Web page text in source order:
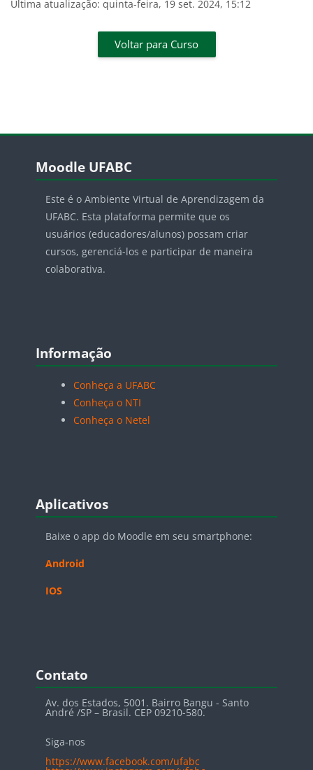
Última atualização: quinta-feira, 19 set. 2024, 15:12
Voltar para Curso
Moodle UFABC
Este é o Ambiente Virtual de Aprendizagem da
UFABC. Esta plataforma permite que os
usuários (educadores/alunos) possam criar
cursos, gerenciá-los e participar de maneira
colaborativa.
Informação
Conheça a UFABC
Conheça o NTI
Conheça o Netel
Aplicativos
Baixe o app do Moodle em seu smartphone:
Android
IOS
Contato
Av. dos Estados, 5001. Bairro Bangu - Santo
André /SP – Brasil. CEP 09210-580.
Siga-nos
https://www.facebook.com/ufabc